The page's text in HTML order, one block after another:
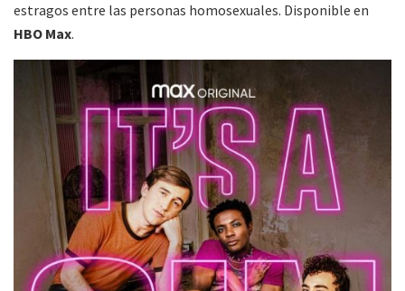
estragos entre las personas homosexuales. Disponible en
HBO Max.